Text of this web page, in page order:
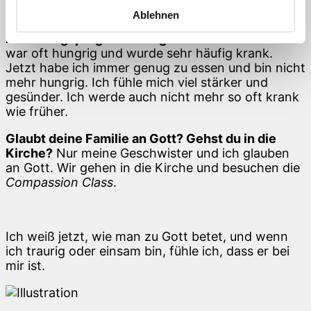
Ablehnen
Wie ging es dir, bevor du am
Ernährungsprogramm teilgenommen hast?
war oft hungrig und wurde sehr häufig krank.
Jetzt habe ich immer genug zu essen und bin nicht
mehr hungrig. Ich fühle mich viel stärker und
gesünder. Ich werde auch nicht mehr so oft krank
wie früher.
Glaubt deine Familie an Gott? Gehst du in die
Kirche? Nur meine Geschwister und ich glauben
an Gott. Wir gehen in die Kirche und besuchen die
Compassion Class.
Ich weiß jetzt, wie man zu Gott betet, und wenn
ich traurig oder einsam bin, fühle ich, dass er bei
mir ist.